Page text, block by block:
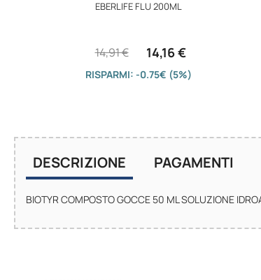
EBERLIFE FLU 200ML
14,16 €
14,91 €
RISPARMI: -0.75€ (5%)
DESCRIZIONE
BIOTYR COMPOSTO GOCCE 50 ML SOLUZIONE
PAGAMENTI